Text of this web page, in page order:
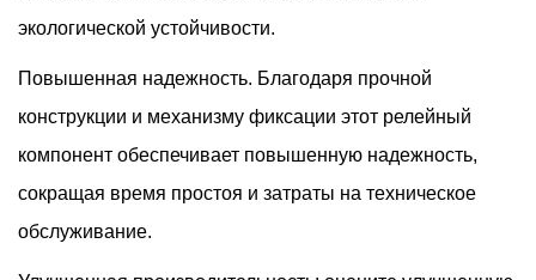
экологической устойчивости.
Повышенная надежность. Благодаря прочной
конструкции и механизму фиксации этот релейный
компонент обеспечивает повышенную надежность,
сокращая время простоя и затраты на техническое
обслуживание.